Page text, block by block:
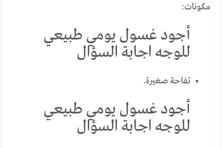
مكونات:
أجود غسول يومي طبيعي
للوجه اجابة السؤال
تفاحة صغيرة.
أجود غسول يومي طبيعي
للوجه اجابة السؤال